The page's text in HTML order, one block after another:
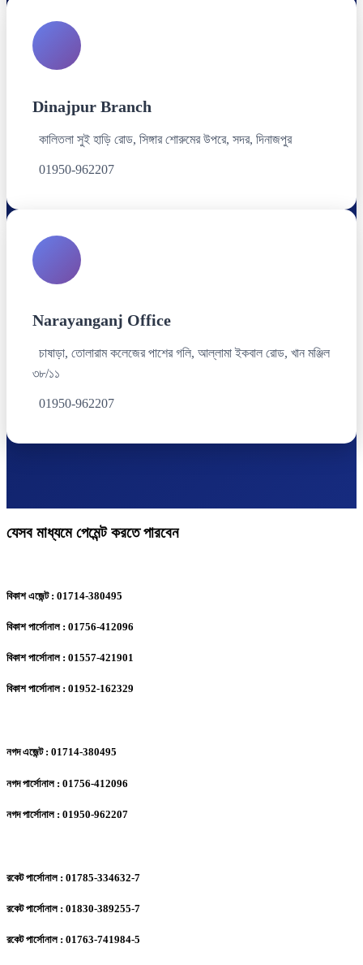
Dinajpur Branch
কালিতলা সুই হাড়ি রোড, সিঙ্গার শোরুমের উপরে, সদর, দিনাজপুর
01950-962207
Narayanganj Office
চাষাড়া, তোলারাম কলেজের পাশের গলি, আল্লামা ইকবাল রোড, খান মঞ্জিল
৩৮/১১
01950-962207
যেসব মাধ্যমে পেমেন্ট করতে পারবেন
বিকাশ এজেন্ট : 01714-380495
বিকাশ পার্সোনাল : 01756-412096
বিকাশ পার্সোনাল : 01557-421901
বিকাশ পার্সোনাল : 01952-162329
নগদ এজেন্ট : 01714-380495
নগদ পার্সোনাল : 01756-412096
নগদ পার্সোনাল : 01950-962207
রকেট পার্সোনাল : 01785-334632-7
রকেট পার্সোনাল : 01830-389255-7
রকেট পার্সোনাল : 01763-741984-5